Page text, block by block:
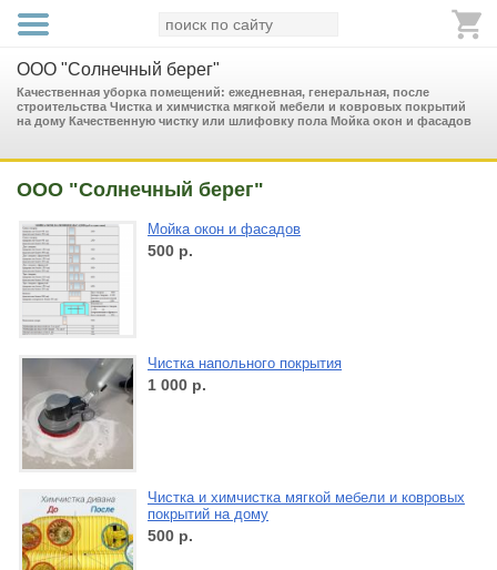
ООО "Солнечный берег"
Качественная уборка помещений: ежедневная, генеральная, после
строительства Чистка и химчистка мягкой мебели и ковровых покрытий
на дому Качественную чистку или шлифовку пола Мойка окон и фасадов
ООО "Солнечный берег"
Мойка окон и фасадов
500 р.
Чистка напольного покрытия
1 000 р.
Чистка и химчистка мягкой мебели и ковровых
покрытий на дому
500 р.